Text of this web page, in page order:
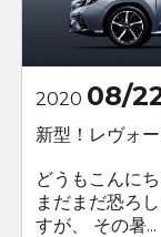
2020 08/
新型！レヴォー
どうもこんに
まだまだ恐ろ
すが、 その暑...